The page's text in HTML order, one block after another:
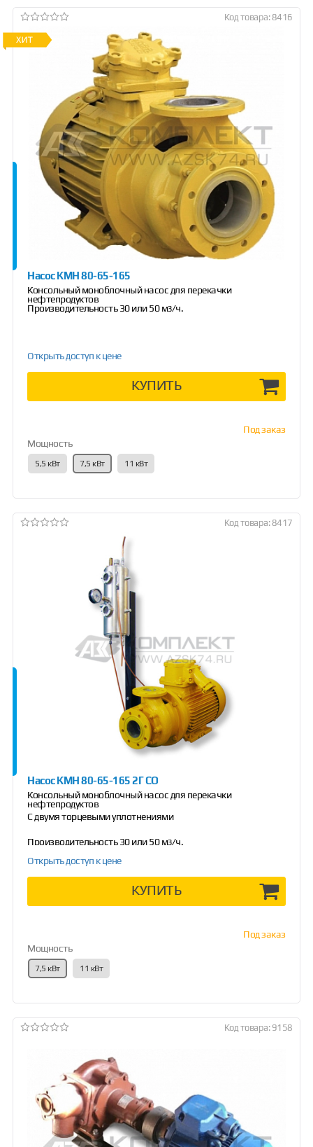
Код товара: 8416
Насос КМН 80-65-165
Консольный моноблочный насос для перекачки
нефтепродуктов
Производительность 30 или 50 м3/ч.
Открыть доступ к цене
КУПИТЬ
Под заказ
Мощность
5,5 кВт 7,5 кВт 11 кВт
Код товара: 8417
Насос КМН 80-65-165 2Г СО
Консольный моноблочный насос для перекачки
нефтепродуктов
С двумя торцевыми уплотнениями
Производительность 30 или 50 м3/ч.
Открыть доступ к цене
КУПИТЬ
Под заказ
Мощность
7,5 кВт 11 кВт
Код товара: 9158